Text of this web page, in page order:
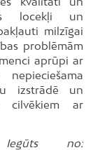
locekļi un
milzīgai
problēmām
aprūpi ar
izstrādē un
cilvēkiem ar
no: